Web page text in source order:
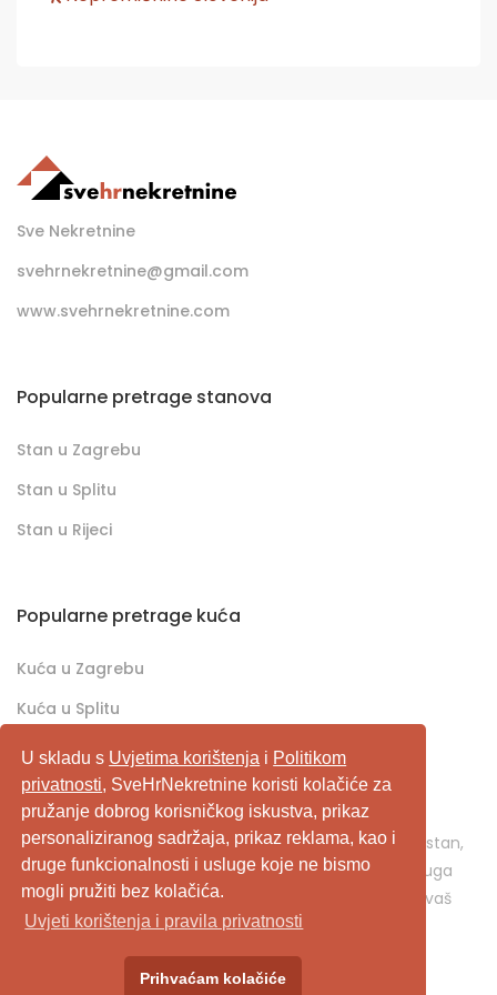
U skladu s Uvjetima korištenja i Politikom
privatnosti, SveHrNekretnine koristi kolačiće za
pružanje dobrog korisničkog iskustva, prikaz
personaliziranog sadržaja, prikaz reklama, kao i
druge funkcionalnosti i usluge koje ne bismo
mogli pružiti bez kolačića.
Uvjeti korištenja i pravila privatnosti
Prihvaćam kolačiće
Sve Nekretnine
svehrnekretnine@gmail.com
www.svehrnekretnine.com
Popularne pretrage stanova
Stan u Zagrebu
Stan u Splitu
Stan u Rijeci
Popularne pretrage kuća
Kuća u Zagrebu
Kuća u Splitu
Kuća u Rijeci
SveHrNekretnine.com predstavlja sveobuhvatan
pretraživač/oglašivač nekretnina. Ukoliko je u pitanju stan,
kuća, vikendica, zemljište, poslovni prostor, ili neka druga
nekretnina, svehrnekretnine.com je pravo mjesto za vaš
oglas.